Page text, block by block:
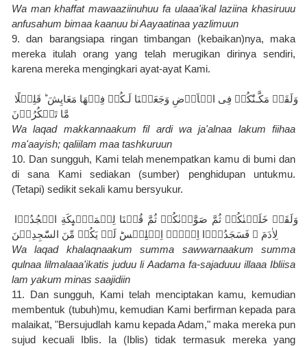
Wa man khaffat mawaaziinuhuu fa ulaaa'ikal laziina khasiruuu
anfusahum bimaa kaanuu bi Aayaatinaa yazlimuun
9. dan barangsiapa ringan timbangan (kebaikan)nya, maka
mereka itulah orang yang telah merugikan dirinya sendiri,
karena mereka mengingkari ayat-ayat Kami.
مَّا تَشۡكُرُوۡنَ
Wa laqad makkannaakum fil ardi wa ja'alnaa lakum fiihaa
ma'aayish; qaliilam maa tashkuruun
10. Dan sungguh, Kami telah menempatkan kamu di bumi dan
di sana Kami sediakan (sumber) penghidupan untukmu.
(Tetapi) sedikit sekali kamu bersyukur.
لِاٰدَمَ‌ ۖ فَسَجَدُوۡۤا اِلَّاۤ اِبۡلِيۡسَؕ لَمۡ يَكُنۡ مِّنَ السّٰجِدِيۡنَ
Wa laqad khalaqnaakum summa sawwarnaakum summa
qulnaa lilmalaaa'ikatis juduu li Aadama fa-sajaduuu illaaa Ibliisa
lam yakum minas saajidiin
11. Dan sungguh, Kami telah menciptakan kamu, kemudian
membentuk (tubuh)mu, kemudian Kami berfirman kepada para
malaikat, "Bersujudlah kamu kepada Adam," maka mereka pun
sujud kecuali Iblis. Ia (Iblis) tidak termasuk mereka yang